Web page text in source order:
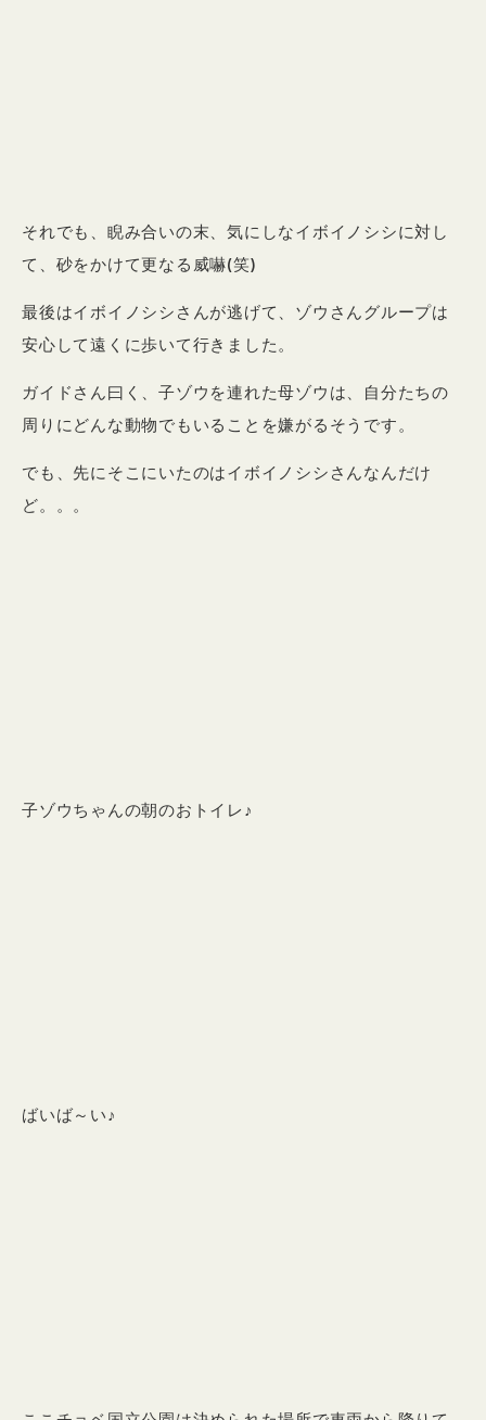
それでも、睨み合いの末、気にしなイボイノシシに対し
て、砂をかけて更なる威嚇(笑)
最後はイボイノシシさんが逃げて、ゾウさんグループは
安心して遠くに歩いて行きました。
ガイドさん曰く、子ゾウを連れた母ゾウは、自分たちの
周りにどんな動物でもいることを嫌がるそうです。
でも、先にそこにいたのはイボイノシシさんなんだけ
ど。。。
子ゾウちゃんの朝のおトイレ♪
ばいば～い♪